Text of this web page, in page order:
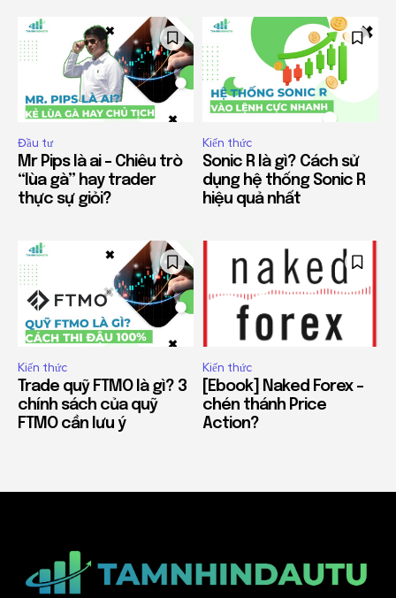
Đầu tư
Mr Pips là ai – Chiêu trò
“lùa gà” hay trader
thực sự giỏi?
Kiến thức
Sonic R là gì? Cách sử
dụng hệ thống Sonic R
hiệu quả nhất
Kiến thức
Trade quỹ FTMO là gì? 3
chính sách của quỹ
FTMO cần lưu ý
Kiến thức
[Ebook] Naked Forex –
chén thánh Price
Action?